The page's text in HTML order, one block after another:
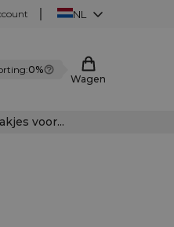
NL
0%
Wagen
voor...